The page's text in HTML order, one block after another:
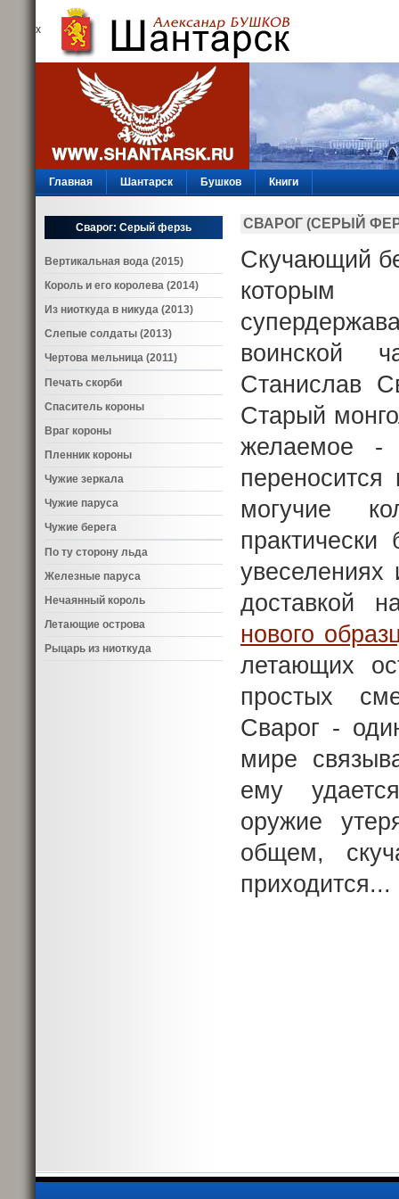
х
Главная Шантарск Бушков Книги
Сварог: Серый ферзь
Вертикальная вода (2015)
Король и его королева (2014)
Из ниоткуда в никуда (2013)
Слепые солдаты (2013)
Чертова мельница (2011)
Печать скорби
Спаситель короны
Враг короны
Пленник короны
Чужие зеркала
Чужие паруса
Чужие берега
По ту сторону льда
Железные паруса
Нечаянный король
Летающие острова
Рыцарь из ниоткуда
СВАРОГ (СЕРЫЙ
Скучающий
которым
воинской
Станислав
Старый
желаемое -
могучие
увеселениях
доставкой
нового
летающих
простых
Сварог -
мире
ему
оружие
общем,
приходится...